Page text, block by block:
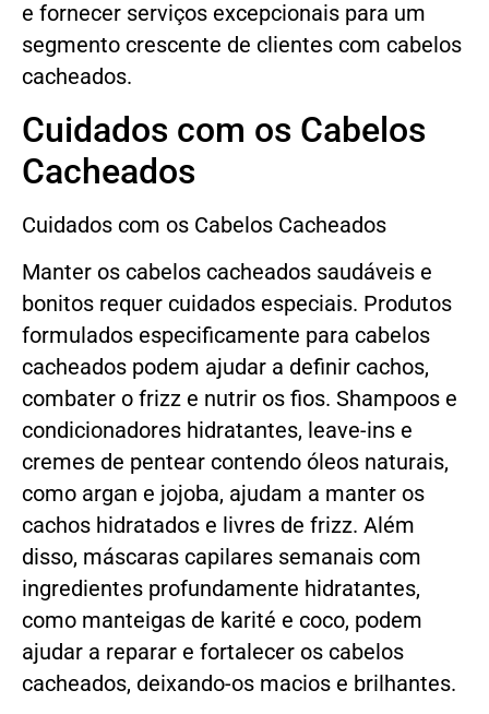
e fornecer serviços excepcionais para um
segmento crescente de clientes com cabelos
cacheados.
Cuidados com os Cabelos
Cacheados
Cuidados com os Cabelos Cacheados
Manter os cabelos cacheados saudáveis e
bonitos requer cuidados especiais. Produtos
formulados especificamente para cabelos
cacheados podem ajudar a definir cachos,
combater o frizz e nutrir os fios. Shampoos e
condicionadores hidratantes, leave-ins e
cremes de pentear contendo óleos naturais,
como argan e jojoba, ajudam a manter os
cachos hidratados e livres de frizz. Além
disso, máscaras capilares semanais com
ingredientes profundamente hidratantes,
como manteigas de karité e coco, podem
ajudar a reparar e fortalecer os cabelos
cacheados, deixando-os macios e brilhantes.